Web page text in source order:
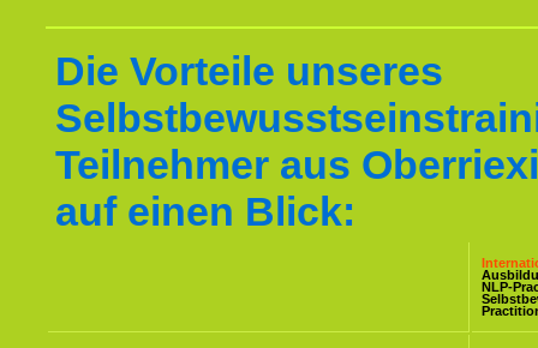
Die Vorteile unseres
Teilnehmer aus
auf einen Blick:
NLP-